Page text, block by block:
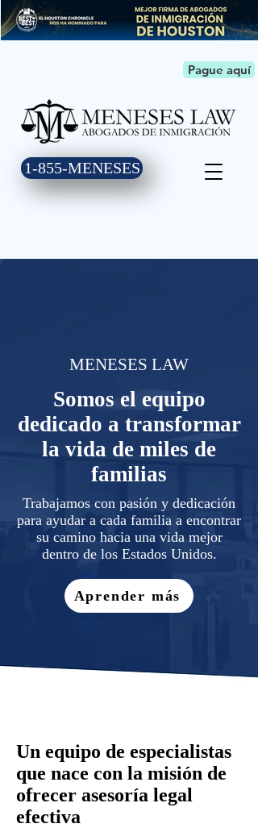
Pague aquí
1-855-MENESES
MENESES LAW
Somos el equipo
dedicado a transformar
la vida de miles de
familias
Trabajamos con pasión y dedicación
para ayudar a cada familia a encontrar
su camino hacia una vida mejor
dentro de los Estados Unidos.
Aprender más
Un equipo de especialistas
que nace con la misión de
ofrecer asesoría legal
efectiva